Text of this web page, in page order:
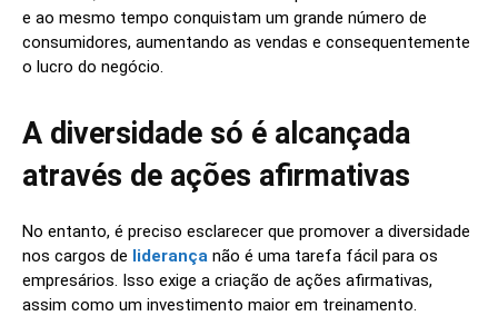
e ao mesmo tempo conquistam um grande número de
consumidores, aumentando as vendas e consequentemente
o lucro do negócio.
A diversidade só é alcançada
através de ações afirmativas
No entanto, é preciso esclarecer que promover a diversidade
nos cargos de liderança não é uma tarefa fácil para os
empresários. Isso exige a criação de ações afirmativas,
assim como um investimento maior em treinamento.